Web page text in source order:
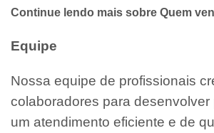
Continue lendo mais sobre Quem
Equipe
Nossa equipe de profissionais
colaboradores para
um atendimento eficiente e de